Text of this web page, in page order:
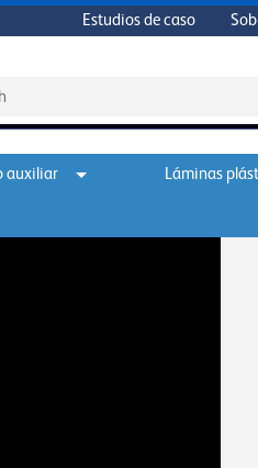
Estudios de caso
auxiliar Láminas